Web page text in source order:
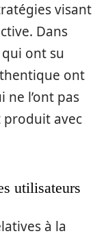
visant
Dans
ont su
ont
ne l’ont pas
produit avec
utilisateurs
à la